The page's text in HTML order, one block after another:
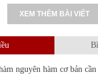
XEM THÊM BÀI VIẾT
nguyên hàm cơ bản